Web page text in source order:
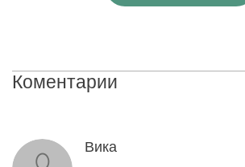
Коментарии
Вика